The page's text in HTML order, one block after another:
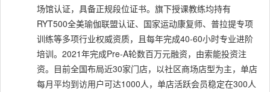
场馆认证，具备正规段位证书。旗下授课教练均持有
RYT500全美瑜伽联盟认证、国家运动康复师、普拉提专项
训练等多项行业权威资质，且每年完成40-60小时专业进阶
培训。2021年完成Pre-A轮数百万元融资，由索能投资注
资。目前全国布局近30家门店，以社区商场店型为主，单店
每月平均到访用户可达1000人，单店活跃会员稳定在300人